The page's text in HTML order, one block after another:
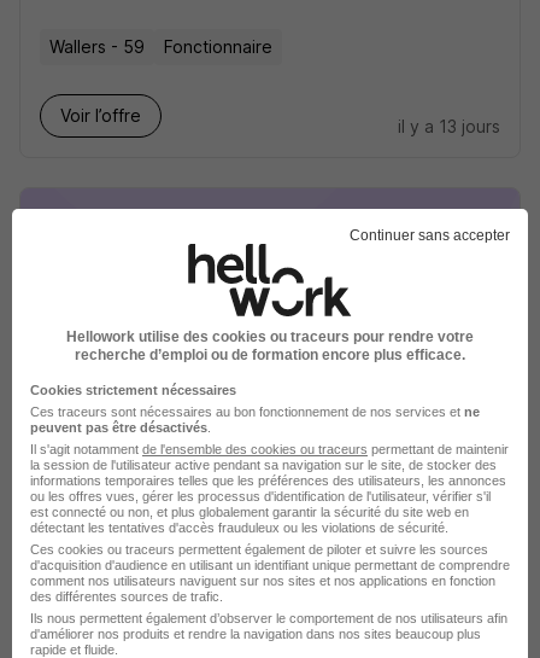
Wallers - 59 Fonctionnaire
Voir l’offre
il y a 13 jours
Assistant d'Enseignement Artistique
Spécialité Piano - Mairie de Wallers
H/F
Communes
Wallers - 59 Fonctionnaire
Voir l’offre
il y a 13 jours
Continuer sans accepter
Hellowork utilise des cookies ou traceurs pour rendre votre
recherche d’emploi ou de formation encore plus efficace.
Cookies strictement nécessaires
Ces traceurs sont nécessaires au bon fonctionnement de nos services et ne
peuvent pas être désactivés
Il s'agit notamment de l'ensemble des cookies ou traceurs permettant de maintenir
la session de l'utilisateur active pendant sa navigation sur le site, de stocker des
informations temporaires telles que les préférences des utilisateurs, les annonces
ou les offres vues, gérer les processus d'identification de l'utilisateur, vérifier s'il
est connecté ou non, et plus globalement garantir la sécurité du site web en
détectant les tentatives d'accès frauduleux ou les violations de sécurité.
Ces cookies ou traceurs permettent également de piloter et suivre les sources
d'acquisition d'audience en utilisant un identifiant unique permettant de comprendre
comment nos utilisateurs naviguent sur nos sites et nos applications en fonction
des différentes sources de trafic.
Ils nous permettent également d’observer le comportement de nos utilisateurs afin
d'améliorer nos produits et rendre la navigation dans nos sites beaucoup plus
rapide et fluide.